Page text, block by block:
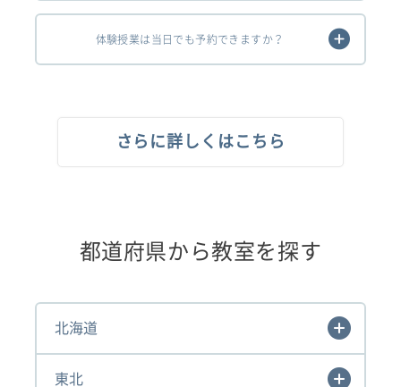
体験授業は当日でも予約できますか？
さらに詳しくはこちら
都道府県から教室を探す
北海道
東北